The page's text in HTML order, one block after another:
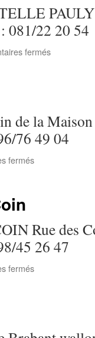
081/22 20 54
ferméssur
de la
76 49 04
ferméssur
Rue des
45 26 47
ferméssur